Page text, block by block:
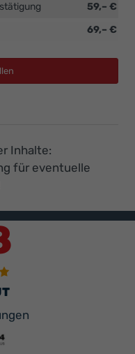
59,– €
69,– €
Inhalte:
für eventuelle